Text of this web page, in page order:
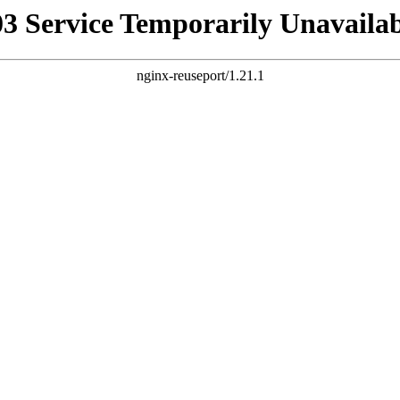
Service Temporarily
nginx-reuseport/1.21.1